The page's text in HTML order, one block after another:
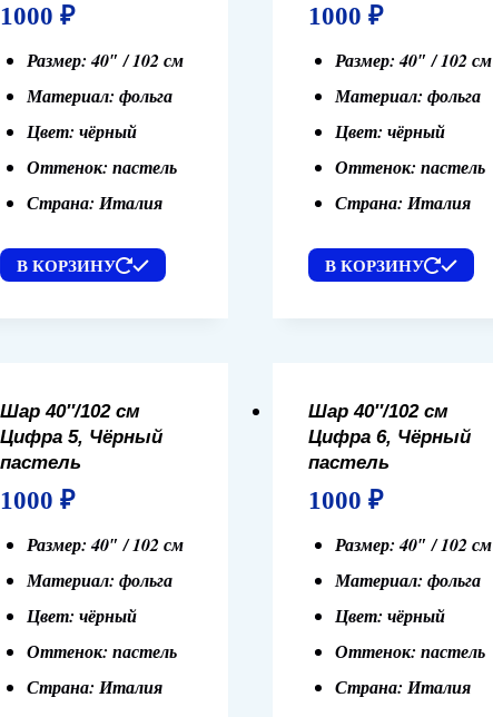
1000 ₽
Размер: 40″ / 102 см
Материал: фольга
Цвет: чёрный
Оттенок: пастель
Страна: Италия
В КОРЗИНУ
1000 ₽
Размер: 40″ / 102 см
Материал: фольга
Цвет: чёрный
Оттенок: пастель
Страна: Италия
В КОРЗИНУ
Шар 40″/102 см
Цифра 5, Чёрный
пастель
1000 ₽
Размер: 40″ / 102 см
Материал: фольга
Цвет: чёрный
Оттенок: пастель
Страна: Италия
Шар 40″/102 см
Цифра 6, Чёрный
пастель
1000 ₽
Размер: 40″ / 102 см
Материал: фольга
Цвет: чёрный
Оттенок: пастель
Страна: Италия